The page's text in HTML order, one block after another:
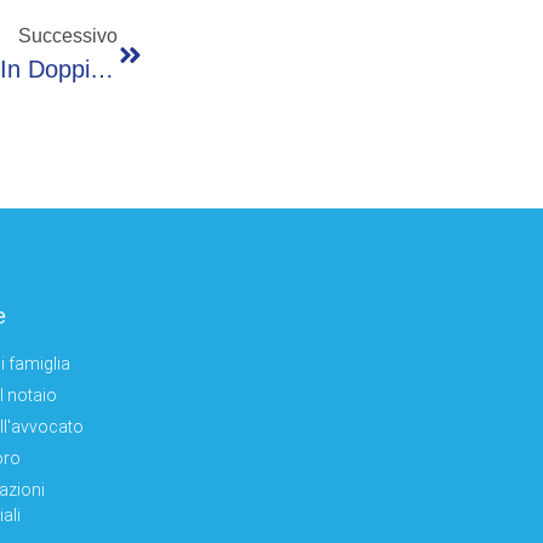
Successivo
Roland Garros, Errani-Vavassori Campioni In Doppio Misto
famiglia
notaio